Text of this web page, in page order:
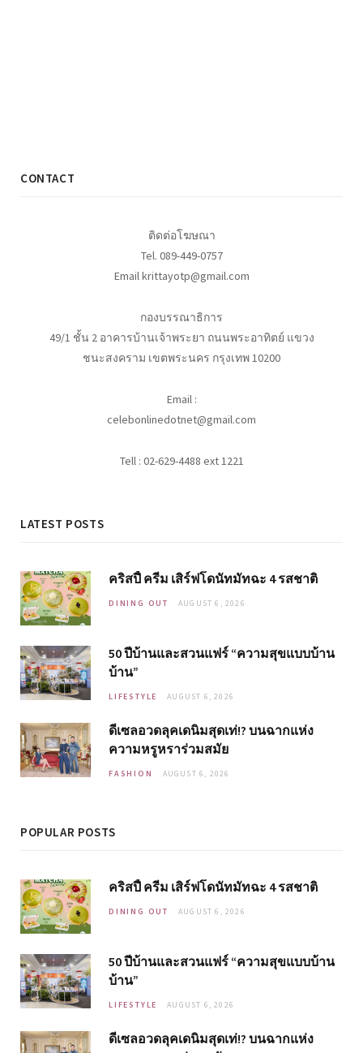
CONTACT
ติดต่อโฆษณา
Tel. 089-449-0757
Email krittayotp@gmail.com
กองบรรณาธิการ
49/1 ชั้น 2 อาคารบ้านเจ้าพระยา ถนนพระอาทิตย์ แขวง
ชนะสงคราม เขตพระนคร กรุงเทพ 10200
Email :
celebonlinedotnet@gmail.com
Tell : 02-629-4488 ext 1221
LATEST POSTS
คริสปี้ ครีม เสิร์ฟโดนัทมัทฉะ 4 รสชาติ
DINING OUT AUGUST 6, 2026
50 ปีบ้านและสวนแฟร์ “ความสุขแบบบ้าน
บ้าน”
LIFESTYLE AUGUST 6, 2026
ดีเซลอวดลุคเดนิมสุดเท่!? บนฉากแห่ง
ความหรูหราร่วมสมัย
FASHION AUGUST 6, 2026
POPULAR POSTS
คริสปี้ ครีม เสิร์ฟโดนัทมัทฉะ 4 รสชาติ
DINING OUT AUGUST 6, 2026
50 ปีบ้านและสวนแฟร์ “ความสุขแบบบ้าน
บ้าน”
LIFESTYLE AUGUST 6, 2026
ดีเซลอวดลุคเดนิมสุดเท่!? บนฉากแห่ง